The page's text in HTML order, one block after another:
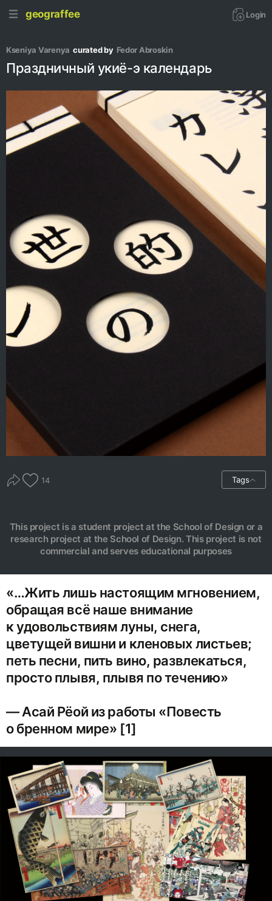
geograffee Login
Kseniya Varenya curated by Fedor Abroskin
Праздничный укиё-э календарь
14 Tags
This project is a student project at the School of Design or a
research project at the School of Design. This project is not
commercial and serves educational purposes
«…Жить лишь настоящим мгновением,
обращая всё наше внимание
к удовольствиям луны, снега,
цветущей вишни и кленовых листьев;
петь песни, пить вино, развлекаться,
просто плывя, плывя по течению»
— Асай Рёой из работы «Повесть
о бренном мире» [1]